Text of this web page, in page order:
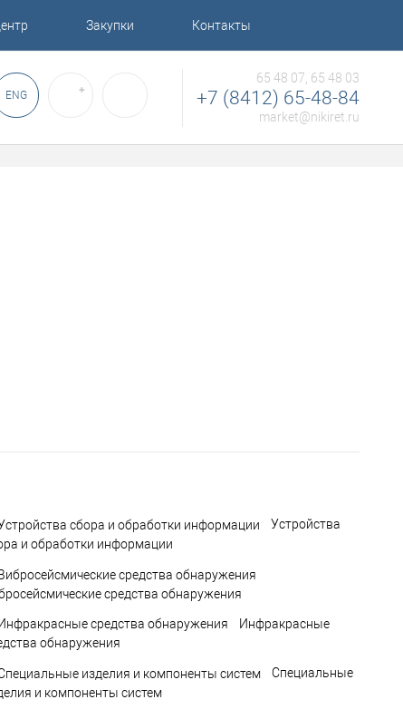
Закупки Контакты
ENG ✚
65 48 07, 65 48 03
+7 (8412) 65-48-84
market@nikiret.ru
Устройства
и обработки информации
средства обнаружения
Инфракрасные
обнаружения
Специальные
и компоненты систем